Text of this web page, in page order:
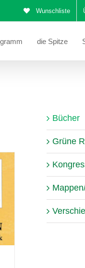
Wunschliste
die Spitze
Bücher
Grüne